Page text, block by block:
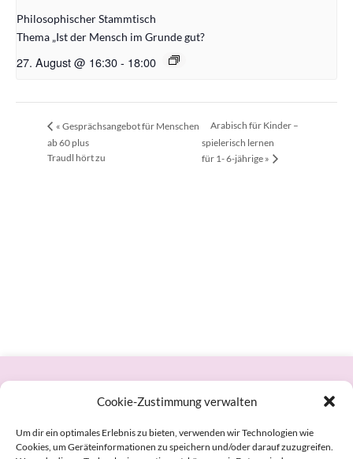
Cookie-Zustimmung verwalten
Um dir ein optimales Erlebnis zu bieten, verwenden wir Technologien wie
Cookies, um Geräteinformationen zu speichern und/oder darauf zuzugreifen.
Philosophischer Stammtisch
Thema „Ist der Mensch im Grunde gut?
27. August @ 16:30- 18:00
« Gesprächsangebot für Menschen
ab 60 plus
Traudl hört zu
Arabisch für Kinder –
spielerisch lernen
für 1- 6-jährige »
Datenschutzerklärung
Cookie-Richtlinie (EU)